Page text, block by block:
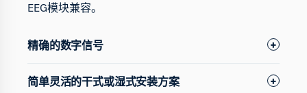
EEG模块兼容。
精确的数字信号
简单灵活的干式或湿式安装方案